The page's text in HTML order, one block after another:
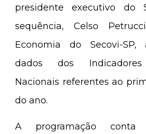
presidente executivo do
sequência, Celso
Economia do Secovi-SP,
dados dos Indicadores
Nacionais referentes ao
do ano.
A programação